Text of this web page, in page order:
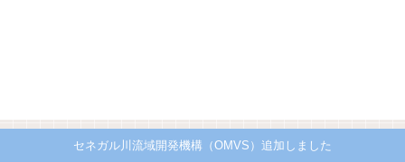
セネガル川流域開発機構（OMVS）追加しました